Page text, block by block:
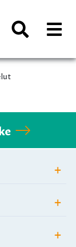
AVAA
+
+
+